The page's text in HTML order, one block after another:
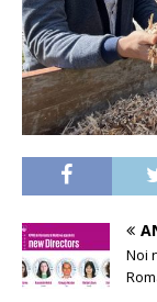
Noi